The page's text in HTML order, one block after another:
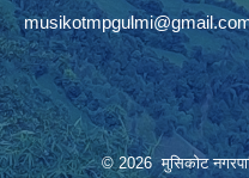
© 2026 मुसिकोट